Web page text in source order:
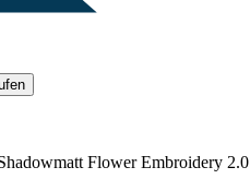
Flower Embroidery 2.0